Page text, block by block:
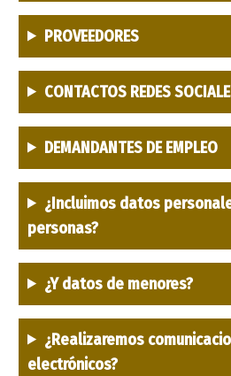
PROVEEDORES
CONTACTOS REDES
DEMANDANTES DE EMPLEO
¿Incluimos datos
personas?
¿Y datos de menores?
¿Realizaremos
electrónicos?